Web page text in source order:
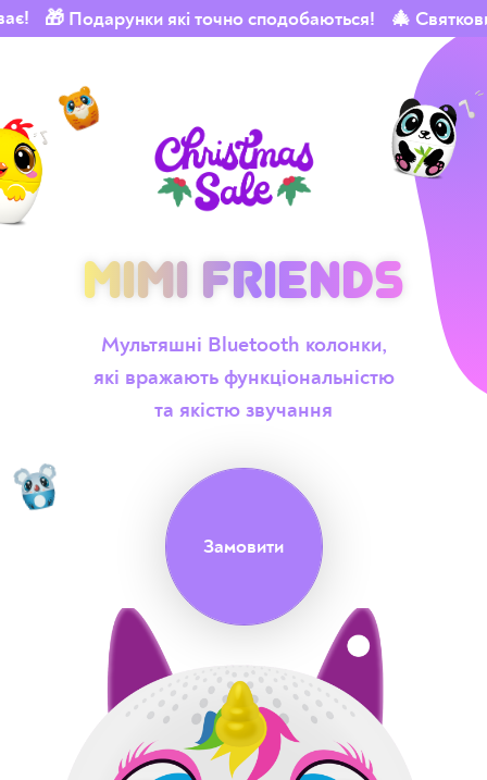
Мультяшні Bluetooth колонки,
які вражають функціональністю
та якістю звучання
Замовити
Mimi Friends
Mimi Friends
🎁 Подарунки які точно сподобаються! 🎄